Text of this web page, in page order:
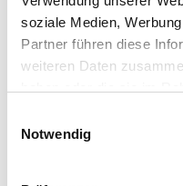
soziale Medien,
Partner führen diese
weiteren Daten
Notwendig
Reisedauer
Hausbeschreibung und/
können.
frei